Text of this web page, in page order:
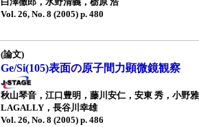
Vol. 26, No. 8 (2005) p. 480
(論文)
Ge/Si(105)表面の原子間力顕微鏡観察
秋山琴音，江口豊明，藤川安仁，安東 秀，小野
LAGALLY，長谷川幸雄
Vol. 26, No. 8 (2005) p. 486